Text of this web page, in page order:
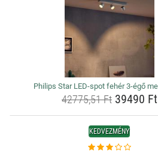
Philips Star LED-spot fehér 3-égő
42775,51 Ft39490 Ft
KEDVEZMÉNY